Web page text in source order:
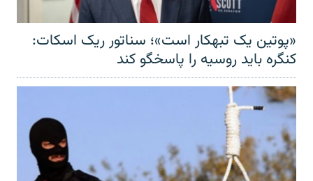
«پوتین یک تبهکار است»؛ سناتور ریک اسکات:
کنگره باید روسیه را پاسخگو کند